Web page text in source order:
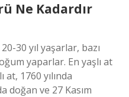
Ne Kadardır
30 yıl yaşarlar, bazı
yaparlar. En yaşlı at
at, 1760 yılında
doğan ve 27 Kasım